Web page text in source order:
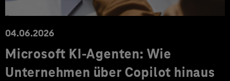
04.06.2026
Microsoft KI-Agenten: Wie
Unternehmen über Copilot hinaus